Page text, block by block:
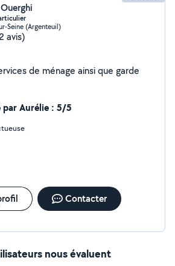
Seine (Argenteuil)
avis)
de ménage ainsi que garde
par Aurélie : 5/5
Contacter
nous évaluent